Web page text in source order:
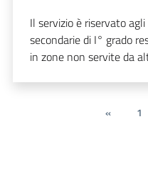
Il servizio è riservato
secondarie di I° grado
in zone non servite da
« 1